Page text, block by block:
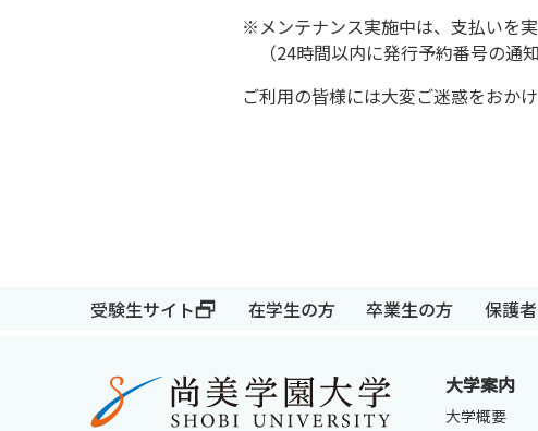
受験生サイト 在学生の方
※メンテナンス実施中は、 支払いを
（24時間以内に発行予約番号の通
ご利用の皆様には大変ご迷惑をおか
受験生サイト 在学生の方 卒業生の方 保護
大学案内
大学概要